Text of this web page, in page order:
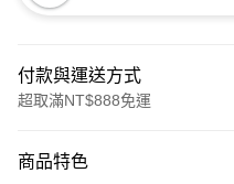
付款與運送方式
超取滿NT$888免運
信用卡一次付款
商品特色